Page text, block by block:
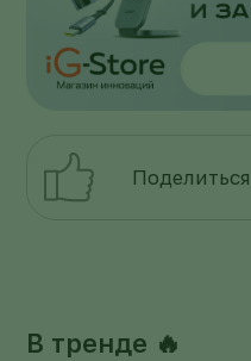
Поделиться
В тренде 🔥